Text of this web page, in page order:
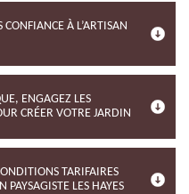
À L’ARTISAN
ENGAGEZ LES
CRÉER VOTRE JARDIN
TARIFAIRES
PAYSAGISTE LES HAYES